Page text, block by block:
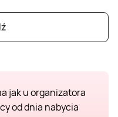
jak u organizatora
od dnia nabycia